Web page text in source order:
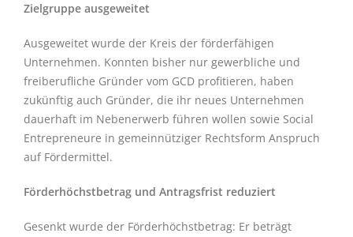
Zielgruppe ausgeweitet
Ausgeweitet wurde der Kreis der förderfähigen
Unternehmen. Konnten bisher nur gewerbliche und
freiberufliche Gründer vom GCD profitieren, haben
zukünftig auch Gründer, die ihr neues Unternehmen
dauerhaft im Nebenerwerb führen wollen sowie Social
Entrepreneure in gemeinnütziger Rechtsform Anspruch
auf Fördermittel.
Förderhöchstbetrag und Antragsfrist reduziert
Gesenkt wurde der Förderhöchstbetrag: Er beträgt